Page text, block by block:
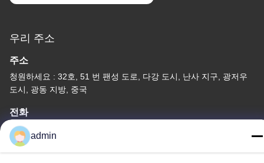
우리 주소
주소
청원하세요 : 32호, 51 번 팬성 도로, 다강 도시, 난사 지구, 광저우
도시, 광동 지방, 중국
전화
86-20-34989160
admin